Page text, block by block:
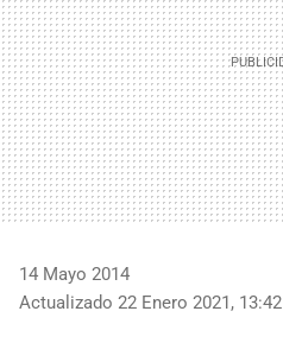
14 Mayo 2014
Actualizado 22 Enero 2021, 13:42